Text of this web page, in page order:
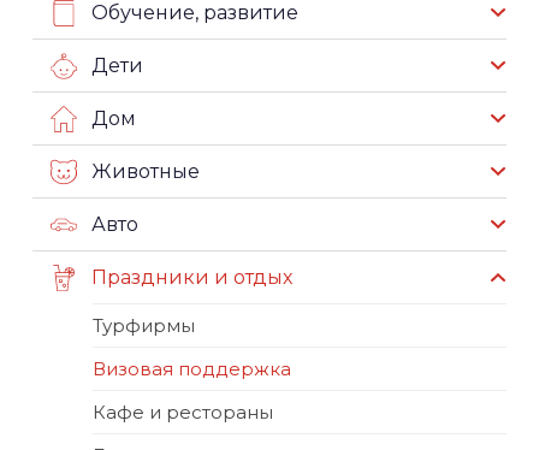
Обучение, развитие
Дети
Дом
Животные
Авто
Праздники и отдых
Турфирмы
Визовая поддержка
Кафе и рестораны